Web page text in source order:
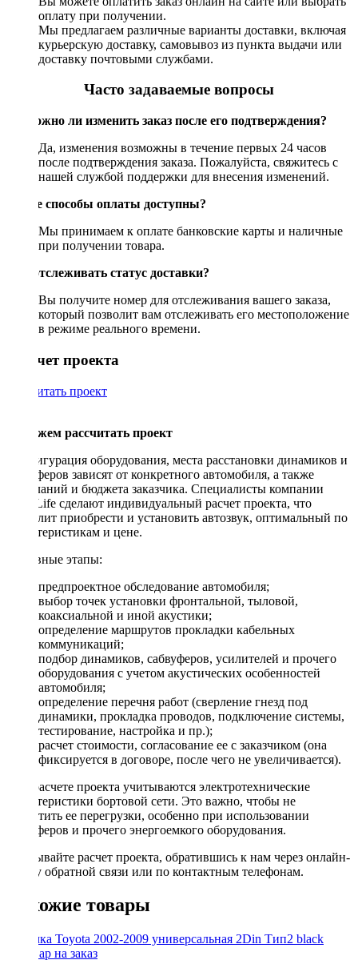
оплату при получении.
Мы предлагаем различные варианты доставки, включая
курьерскую доставку, самовывоз из пункта выдачи или
доставку почтовыми службами.
Часто задаваемые вопросы
Возможно ли изменить заказ после его подтверждения?
Да, изменения возможны в течение первых 24 часов
после подтверждения заказа. Пожалуйста, свяжитесь с
нашей службой поддержки для внесения изменений.
Какие способы оплаты доступны?
Мы принимаем к оплате банковские карты и наличные
при получении товара.
Как отслеживать статус доставки?
Вы получите номер для отслеживания вашего заказа,
который позволит вам отслеживать его местоположение
в режиме реального времени.
Рассчет проекта
Рассчитать проект
Поможем рассчитать проект
Конфигурация оборудования, места расстановки динамиков и
сабвуферов зависят от конкретного автомобиля, а также
пожеланий и бюджета заказчика. Специалисты компании
DriveLife сделают индивидуальный расчет проекта, что
позволит приобрести и установить автозвук, оптимальный по
характеристикам и цене.
Основные этапы:
предпроектное обследование автомобиля;
выбор точек установки фронтальной, тыловой,
коаксиальной и иной акустики;
определение маршрутов прокладки кабельных
коммуникаций;
подбор динамиков, сабвуферов, усилителей и прочего
оборудования с учетом акустических особенностей
автомобиля;
определение перечня работ (сверление гнезд под
динамики, прокладка проводов, подключение системы,
тестирование, настройка и пр.);
расчет стоимости, согласование ее с заказчиком (она
фиксируется в договоре, после чего не увеличивается).
При расчете проекта учитываются электротехнические
характеристики бортовой сети. Это важно, чтобы не
допустить ее перегрузки, особенно при использовании
сабвуферов и прочего энергоемкого оборудования.
Заказывайте расчет проекта, обратившись к нам через онлайн-
форму обратной связи или по контактным телефонам.
Похожие товары